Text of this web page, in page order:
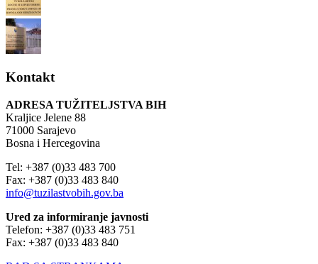
Kontakt
ADRESA TUŽITELJSTVA BIH
Kraljice Jelene 88
71000 Sarajevo
Bosna i Hercegovina
Tel: +387 (0)33 483 700
Fax: +387 (0)33 483 840
info@tuzilastvobih.gov.ba
Ured za informiranje javnosti
Telefon: +387 (0)33 483 751
Fax: +387 (0)33 483 840